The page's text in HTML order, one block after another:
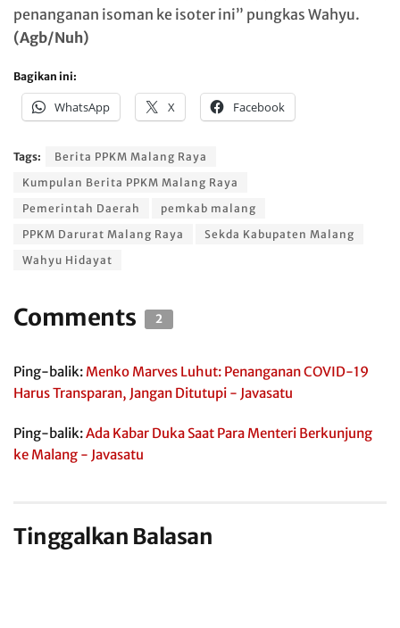
penanganan isoman ke isoter ini” pungkas Wahyu.
(Agb/Nuh)
Bagikan ini:
WhatsApp X Facebook
Tags:
Berita PPKM Malang Raya
Kumpulan Berita PPKM Malang Raya
Pemerintah Daerah
pemkab malang
PPKM Darurat Malang Raya
Sekda Kabupaten Malang
Wahyu Hidayat
Comments 2
Ping-balik: Menko Marves Luhut: Penanganan COVID-19
Harus Transparan, Jangan Ditutupi - Javasatu
Ping-balik:Ada Kabar Duka Saat Para Menteri Berkunjung
ke Malang - Javasatu
Tinggalkan Balasan